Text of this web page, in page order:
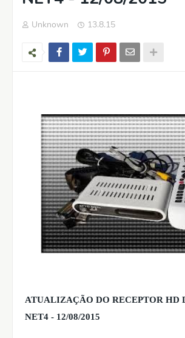
Unknown 13.8.15
ATUALIZAÇÃO DO RECEPTOR HD
NET4 - 12/08/2015